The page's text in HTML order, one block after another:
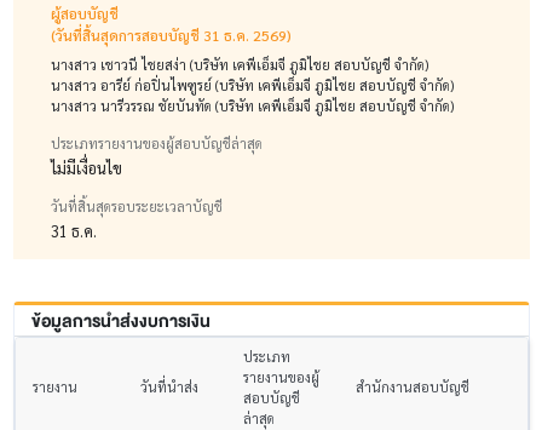
ผู้สอบบัญชี
(วันที่สิ้นสุดการสอบบัญชี 31 ธ.ค. 2569)
นางสาว เชาวนี ไชยสง่า (บริษัท เคพีเอ็มจี ภูมิไชย สอบบัญชี จำกัด)
นางสาว อารีย์ ก่อปิ่นไพฑูรย์ (บริษัท เคพีเอ็มจี ภูมิไชย สอบบัญชี จำกัด)
นางสาว นารีวรรณ ชัยบันทัด (บริษัท เคพีเอ็มจี ภูมิไชย สอบบัญชี จำกัด)
ประเภทรายงานของผู้สอบบัญชีล่าสุด
ไม่มีเงื่อนไข
วันที่สิ้นสุดรอบระยะเวลาบัญชี
31 ธ.ค.
ข้อมูลการนำส่งงบการเงิน
รายงาน วันที่นำส่ง
ประเภท
รายงานของผู้
สอบบัญชี
ล่าสุด
สำนักงานสอบบัญชี